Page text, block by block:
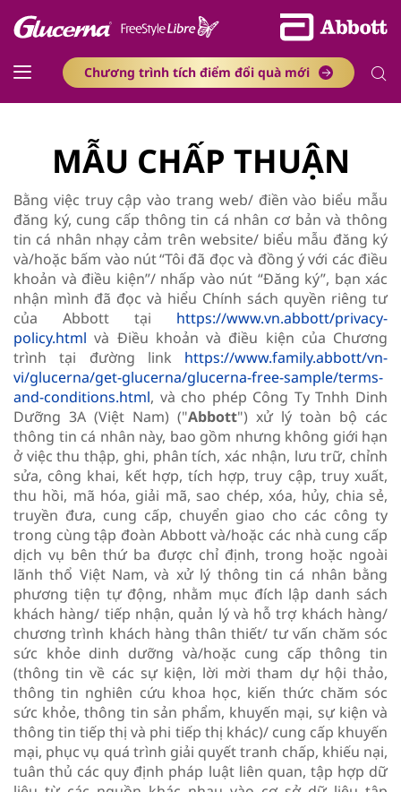
Chương trình tích điểm đổi quà mới
MẪU CHẤP THUẬN
Bằng việc truy cập vào trang web/ điền vào biểu mẫu
đăng ký, cung cấp thông tin cá nhân cơ bản và thông
tin cá nhân nhạy cảm trên website/ biểu mẫu đăng ký
và/hoặc bấm vào nút “Tôi đã đọc và đồng ý với các điều
khoản và điều kiện”/ nhấp vào nút “Đăng ký”, bạn xác
nhận mình đã đọc và hiểu Chính sách quyền riêng tư
của Abbott tại https://www.vn.abbott/privacy-
policy.html và Điều khoản và điều kiện của Chương
trình tại đường link https://www.family.abbott/vn-
vi/glucerna/get-glucerna/glucerna-free-sample/terms-
and-conditions.html, và cho phép Công Ty Tnhh Dinh
Dưỡng 3A (Việt Nam) ("Abbott") xử lý toàn bộ các
thông tin cá nhân này, bao gồm nhưng không giới hạn
ở việc thu thập, ghi, phân tích, xác nhận, lưu trữ, chỉnh
sửa, công khai, kết hợp, tích hợp, truy cập, truy xuất,
thu hồi, mã hóa, giải mã, sao chép, xóa, hủy, chia sẻ,
truyền đưa, cung cấp, chuyển giao cho các công ty
trong cùng tập đoàn Abbott và/hoặc các nhà cung cấp
dịch vụ bên thứ ba được chỉ định, trong hoặc ngoài
lãnh thổ Việt Nam, và xử lý thông tin cá nhân bằng
phương tiện tự động, nhằm mục đích lập danh sách
khách hàng/ tiếp nhận, quản lý và hỗ trợ khách hàng/
chương trình khách hàng thân thiết/ tư vấn chăm sóc
sức khỏe dinh dưỡng và/hoặc cung cấp thông tin
(thông tin về các sự kiện, lời mời tham dự hội thảo,
thông tin nghiên cứu khoa học, kiến thức chăm sóc
sức khỏe, thông tin sản phẩm, khuyến mại, sự kiện và
thông tin tiếp thị và phi tiếp thị khác)/ cung cấp khuyến
mại, phục vụ quá trình giải quyết tranh chấp, khiếu nại,
tuân thủ các quy định pháp luật liên quan, tập hợp dữ